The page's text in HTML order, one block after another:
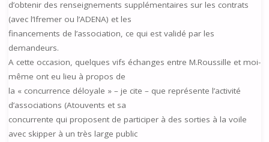
d’obtenir des renseignements supplémentaires sur les contrats
(avec l’Ifremer ou l’ADENA) et les
financements de l’association, ce qui est validé par les
demandeurs.
A cette occasion, quelques vifs échanges entre M.Roussille et moi-
même ont eu lieu à propos de
la « concurrence déloyale » – je cite – que représente l’activité
d’associations (Atouvents et sa
concurrente qui proposent de participer à des sorties à la voile
avec skipper à un très large public